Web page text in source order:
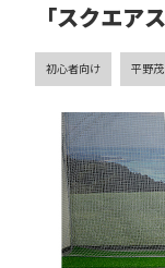
「スクエア
初心者向け
平野茂